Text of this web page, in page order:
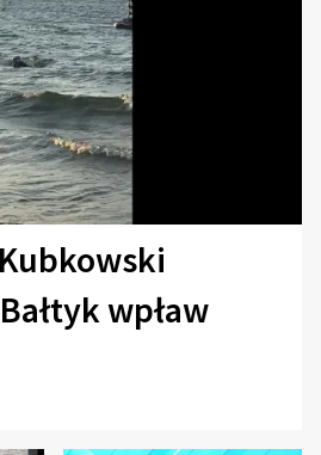
wpław